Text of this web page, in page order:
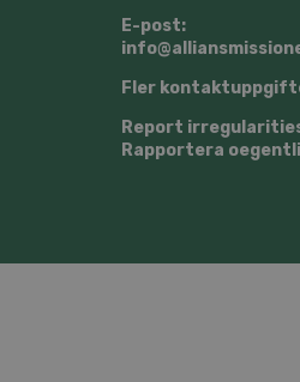
E-post:
Fler
Report
Rapportera